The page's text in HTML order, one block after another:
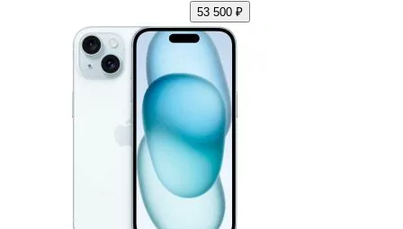
53 500 ₽